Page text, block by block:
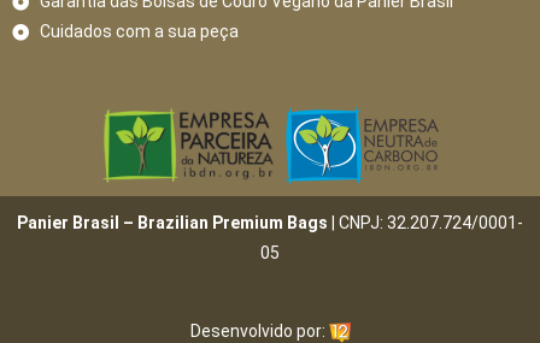
Cuidados com a sua peça
Panier Brasil – Brazilian Premium Bags | CNPJ: 32.207.724/0001-
05
Desenvolvido por: